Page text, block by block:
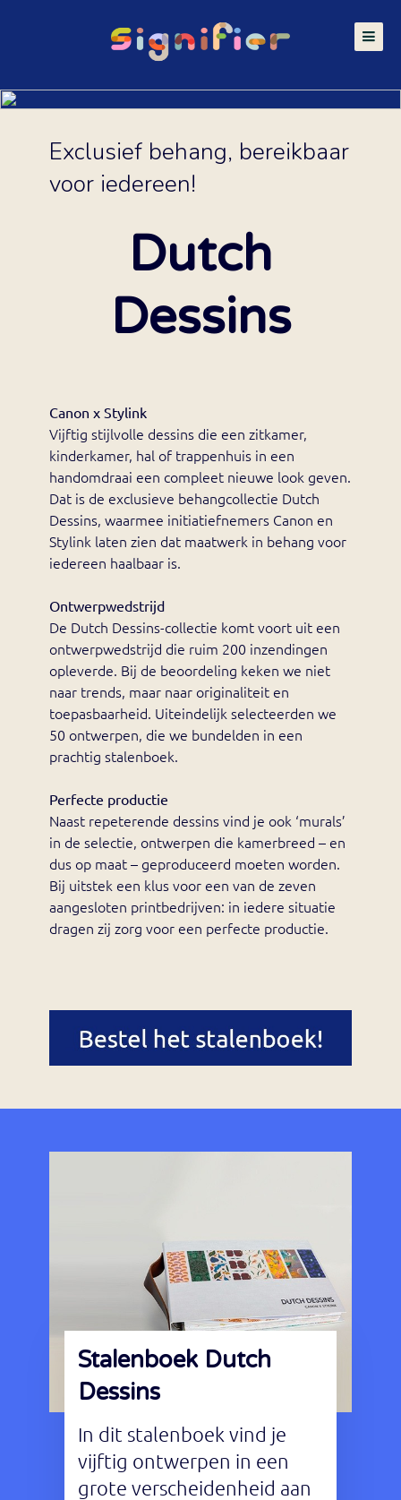
Exclusief behang, bereikbaar
voor iedereen!
Dutch
Dessins
Canon x Stylink
Vijftig stijlvolle dessins die een zitkamer,
kinderkamer, hal of trappenhuis in een
handomdraai een compleet nieuwe look geven.
Dat is de exclusieve behangcollectie Dutch
Dessins, waarmee initiatiefnemers Canon en
Stylink laten zien dat maatwerk in behang voor
iedereen haalbaar is.
Ontwerpwedstrijd
De Dutch Dessins-collectie komt voort uit een
ontwerpwedstrijd die ruim 200 inzendingen
opleverde. Bij de beoordeling keken we niet
naar trends, maar naar originaliteit en
toepasbaarheid. Uiteindelijk selecteerden we
50 ontwerpen, die we bundelden in een
prachtig stalenboek.
Perfecte productie
Naast repeterende dessins vind je ook ‘murals’
in de selectie, ontwerpen die kamerbreed – en
dus op maat – geproduceerd moeten worden.
Bij uitstek een klus voor een van de zeven
aangesloten printbedrijven: in iedere situatie
dragen zij zorg voor een perfecte productie.
Stalenboek Dutch
Dessins
In dit stalenboek vind je
vijftig ontwerpen in een
grote verscheidenheid aan